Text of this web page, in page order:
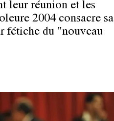
leur réunion et les
2004 consacre sa
fétiche du "nouveau